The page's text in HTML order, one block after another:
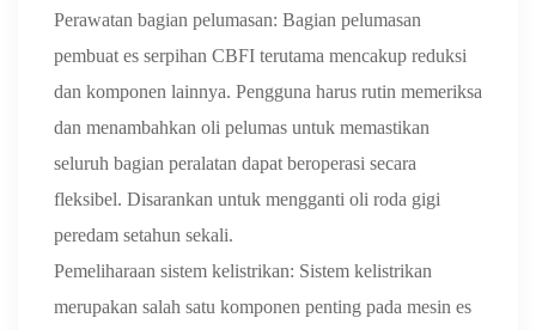
Perawatan bagian pelumasan: Bagian pelumasan
pembuat es serpihan CBFI terutama mencakup reduksi
dan komponen lainnya. Pengguna harus rutin memeriksa
dan menambahkan oli pelumas untuk memastikan
seluruh bagian peralatan dapat beroperasi secara
fleksibel. Disarankan untuk mengganti oli roda gigi
peredam setahun sekali.
Pemeliharaan sistem kelistrikan: Sistem kelistrikan
merupakan salah satu komponen penting pada mesin es